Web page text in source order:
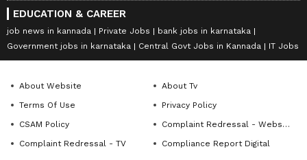
EDUCATION & CAREER
job news in kannada Private Jobs
bank jobs in karnataka
Government jobs in karnataka
Central Govt Jobs in Kannada IT Jobs
About Website
About Tv
Terms Of Use
Privacy Policy
CSAM Policy
Complaint Redressal - Website
Complaint Redressal - TV
Compliance Report Digital